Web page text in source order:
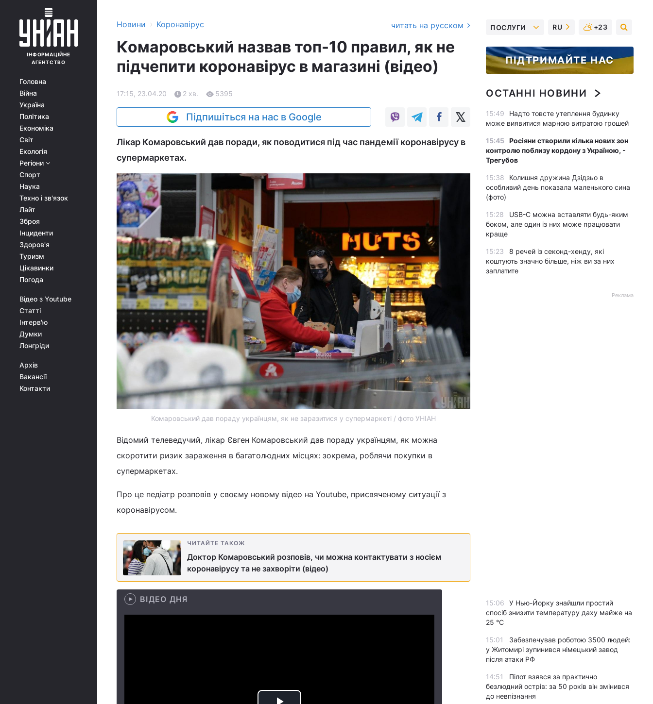
ІНФОРМАЦІЙНЕ
АГЕНТСТВО
Головна
Війна
Україна
Політика
Економіка
Світ
Екологія
Регіони
Спорт
Наука
Техно і зв'язок
Лайт
Зброя
Інциденти
Здоров'я
Туризм
Цікавинки
Погода
Відео з Youtube
Статті
Інтерв'ю
Думки
Лонгріди
Архів
Вакансії
Контакти
Новини › Коронавірус читать на русском
Комаровський назвав топ-10 правил, як не
підчепити коронавірус в магазині (відео)
17:15, 23.04.20 2 хв. 5395
Підпишіться на нас в Google
Лікар Комаровський дав поради, як поводитися під час пандемії коронавірусу в
супермаркетах.
Комаровський дав пораду українцям, як не заразитися у супермаркеті / фото УНІАН
Відомий телеведучий, лікар Євген Комаровський дав пораду українцям, як можна
скоротити ризик зараження в багатолюдних місцях: зокрема, роблячи покупки в
супермаркетах.
Про це педіатр розповів у своєму новому відео на Youtube, присвяченому ситуації з
коронавірусом.
ЧИТАЙТЕ ТАКОЖ
Доктор Комаровський розповів, чи можна контактувати з носієм
коронавірусу та не захворіти (відео)
ВІДЕО ДНЯ
ПОСЛУГИ RU +23
ПІДТРИМАЙТЕ НАС
ОСТАННІ НОВИНИ
15:49
Надто товсте утеплення будинку
може виявитися марною витратою грошей
15:45 Росіяни створили кілька нових зон
контролю поблизу кордону з Україною, -
Трегубов
15:38
Колишня дружина Дзідзьо в
особливий день показала маленького сина
(фото)
15:28
USB-C можна вставляти будь-яким
боком, але один із них може працювати
краще
15:23
8 речей із секонд-хенду, які
коштують значно більше, ніж ви за них
заплатите
Реклама
15:06
У Нью-Йорку знайшли простий
спосіб знизити температуру даху майже на
25 °C
15:01
Забезпечував роботою 3500 людей:
у Житомирі зупинився німецький завод
після атаки РФ
14:51
Пілот взявся за практично
безлюдний острів: за 50 років він змінився
до невпізнання